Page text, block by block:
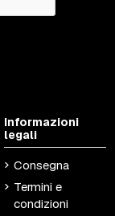
Informazioni
legali
Consegna
Termini e
condizioni